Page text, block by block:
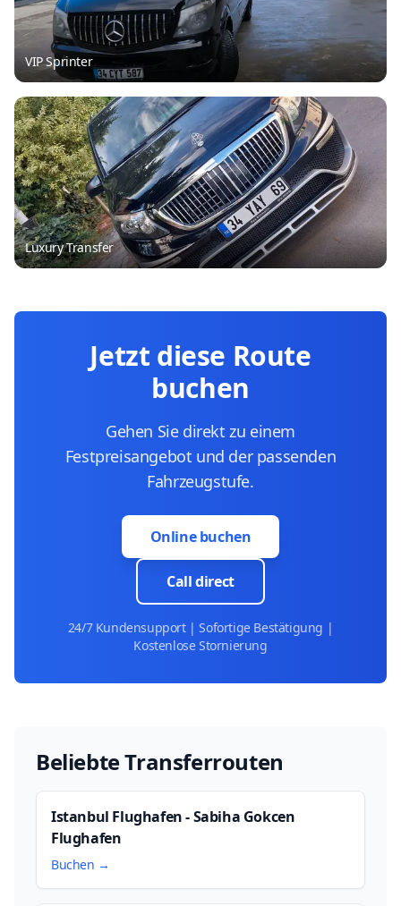
VIP Sprinter
Luxury Transfer
Jetzt diese Route
buchen
Gehen Sie direkt zu einem
Festpreisangebot und der passenden
Fahrzeugstufe.
Online buchen
Call direct
24/7 Kundensupport | Sofortige Bestätigung |
Kostenlose Stornierung
Beliebte Transferrouten
Istanbul Flughafen - Sabiha Gokcen
Flughafen
Buchen →